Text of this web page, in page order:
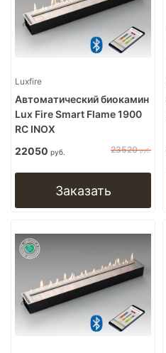
Luxfire
Автоматический биокамин
Lux Fire Smart Flame 1900
RC INOX
22050 руб. 23520руб.
Заказать